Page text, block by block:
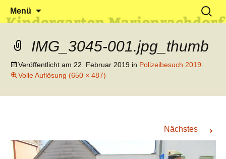
Kindergarten Marienrachdorf
Klein reingehen – Groß rauskommen
Menü
Suchen
nach:
IMG_3045-001.jpg_thumb
Veröffentlicht am 22. Februar 2019 in Polizeibesuch 2019
Volle Auflösung (650 × 487)
Nächstes →